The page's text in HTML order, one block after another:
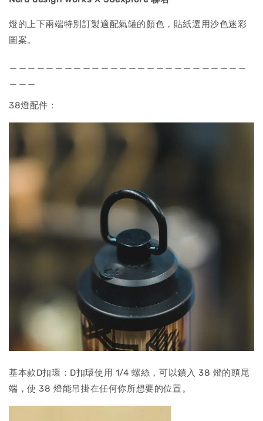
燈的上下兩端特別訂製適配氣罐的顏色，貼紙選用沙色迷彩
圖案。
38燈配件：
基本款D扣環：D扣環使用 1/4 螺絲，可以鎖入 38 燈的頭尾
端，使 38 燈能吊掛在任何你所想要的位置。